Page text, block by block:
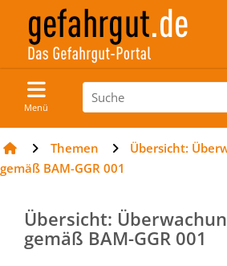
Menü
Themen
Übersicht:
gemäß BAM-GGR 001
Übersicht:
gemäß BAM-GGR 001